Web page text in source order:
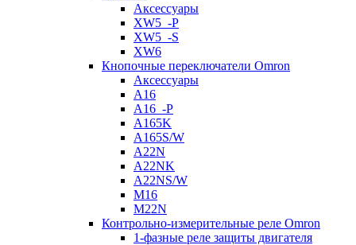
Аксессуары
XW5_-P
XW5_-S
XW6
Кнопочные переключатели Omron
Аксессуары
A16
A16_-P
A165K
A165S/W
A22N
A22NK
A22NS/W
M16
M22N
Контрольно-измерительные реле Omron
1-фазные реле защиты двигателя